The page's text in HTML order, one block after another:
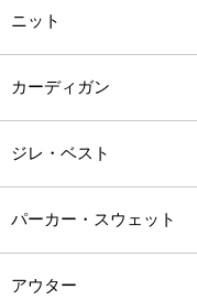
ニット
カーディガン
ジレ・ベスト
パーカー・スウェット
アウター